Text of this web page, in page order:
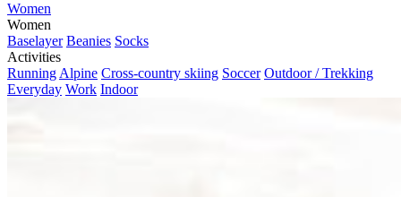
Women
Women
Baselayer Beanies Socks
Activities
Running Alpine Cross-country skiing Soccer Outdoor / Trekking
Everyday Work Indoor